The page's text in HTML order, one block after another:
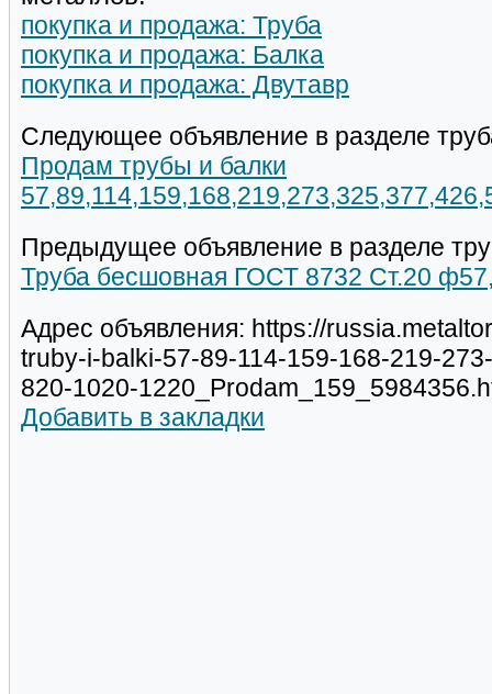
покупка и продажа: Труба
покупка и продажа: Балка
покупка и продажа: Двутавр
Следующее объявление в разделе
Продам трубы и балки
Предыдущее объявление в разделе
Труба бесшовная ГОСТ 8732 Ст.20
Адрес объявления: https://
truby-i-balki-57-89-114-159-168-219-
820-1020-
Добавить в закладки